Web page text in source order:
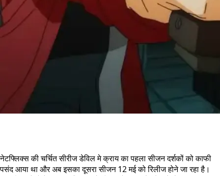
नेटफ्लिक्स की चर्चित सीरीज डेविल मे क्राय का पहला सीजन दर्शकों को काफी
पसंद आया था और अब इसका दूसरा सीजन 12 मई को रिलीज होने जा रहा है।